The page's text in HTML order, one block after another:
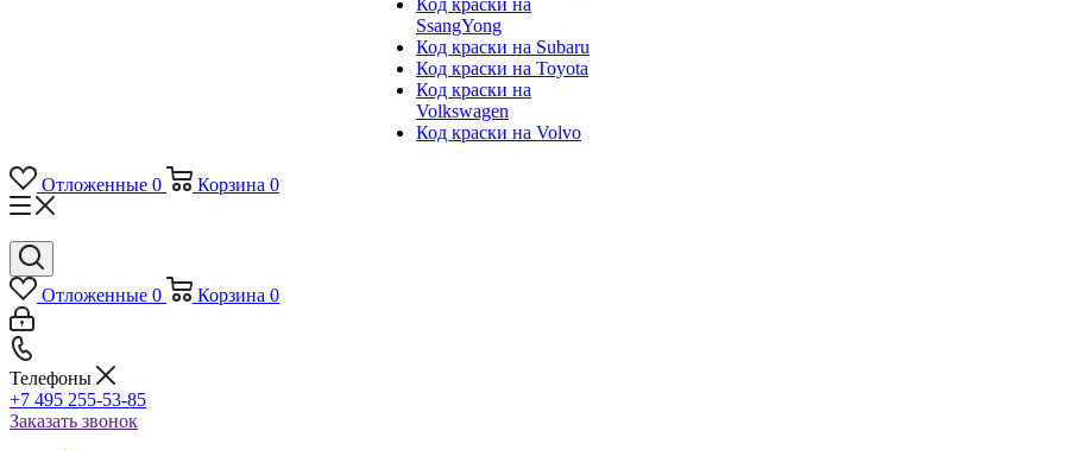
Код краски на
SsangYong
Код краски на Subaru
Код краски на Toyota
Код краски на
Volkswagen
Код краски на Volvo
Отложенные 0 Корзина 0
Отложенные 0 Корзина 0
Телефоны
+7 495 255-53-85
Заказать звонок